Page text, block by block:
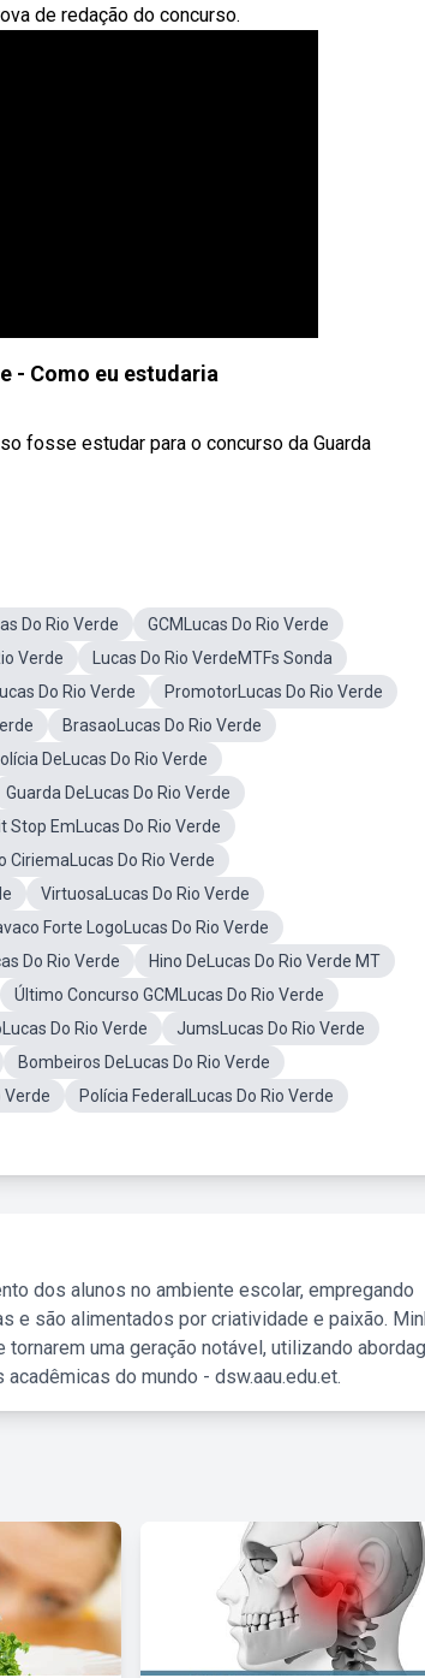
de redação do concurso.
- Como eu estudaria
fosse estudar para o concurso da Guarda
Do Rio Verde
GCMLucas Do Rio Verde
Verde
Lucas Do Rio VerdeMTFs Sonda
Do Rio Verde
PromotorLucas Do Rio Verde
BrasaoLucas Do Rio Verde
DeLucas Do Rio Verde
Guarda DeLucas Do Rio Verde
Stop EmLucas Do Rio Verde
CiriemaLucas Do Rio Verde
VirtuosaLucas Do Rio Verde
Forte LogoLucas Do Rio Verde
Do Rio Verde
Hino DeLucas Do Rio Verde MT
Último Concurso GCMLucas Do Rio Verde
Do Rio Verde
JumsLucas Do Rio Verde
Bombeiros DeLucas Do Rio Verde
Verde
Polícia FederalLucas Do Rio Verde
dos alunos no ambiente escolar, empregando
e são alimentados por criatividade e paixão.
uma geração notável, utilizando
do mundo - dsw.aau.edu.et.